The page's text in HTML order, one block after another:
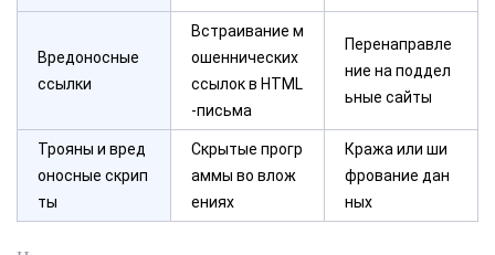
Вредоносные
ссылки
Встраивание м
ошеннических
ссылок в HTML
-письма
Перенаправле
ние на поддел
ьные сайты
Трояны и вред
оносные скрип
ты
Скрытые прогр
аммы во влож
ениях
Кража или ши
фрование дан
ных